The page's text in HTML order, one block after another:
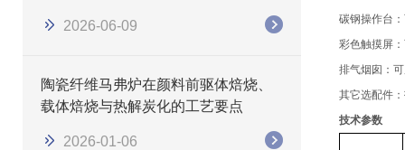
2026-06-09
陶瓷纤维马弗炉在颜料前驱体焙烧、
载体焙烧与热解炭化的工艺要点
2026-01-06
碳钢操作台 ：
彩色触摸屏 ：
排气烟囱 ：
其它选配件：
技术参数